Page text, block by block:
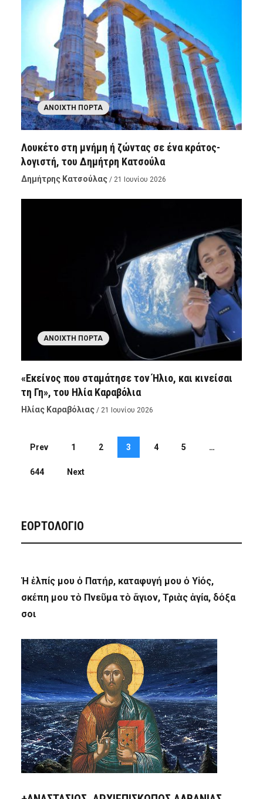
ΑΝΟΙΧΤΉ ΠΌΡΤΑ
Λουκέτο στη μνήμη ή ζώντας σε ένα κράτος-
λογιστή, του Δημήτρη Κατσούλα
Δημήτρης Κατσούλας / 21 Ιουνίου 2026
ΑΝΟΙΧΤΉ ΠΌΡΤΑ
«Εκείνος που σταμάτησε τον Ήλιο, και κινείσαι
τη Γη», του Ηλία Καραβόλια
Ηλίας Καραβόλιας / 21 Ιουνίου 2026
Prev 1 2 3 4 5 …
644 Next
ΕΟΡΤΟΛΟΓΙΟ
Ἡ ἐλπίς μου ὁ Πατήρ, καταφυγή μου ὁ Υἱός,
σκέπη μου τὸ Πνεῦμα τὸ ἅγιον, Τριὰς ἁγία, δόξα
σοι